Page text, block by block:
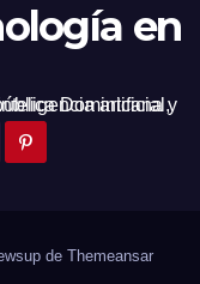
en
de Themeansar